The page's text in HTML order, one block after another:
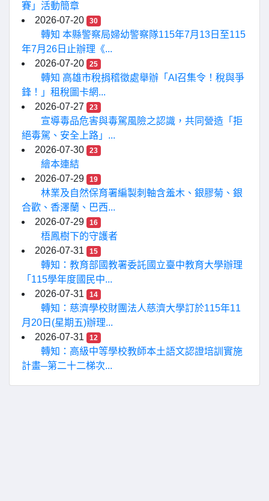
賽」活動簡章
2026-07-20
30
轉知 本縣警察局婦幼警察隊115年7月13日至115
年7月26日止辦理《...
2026-07-20
25
轉知 高雄市稅捐稽徵處舉辦「AI召集令！稅與爭
鋒！」租稅圖卡網...
2026-07-27
23
宣導毒品危害與毒駕風險之認識，共同營造「拒
絕毒駕、安全上路」...
2026-07-30
23
繪本連結
2026-07-29
19
林業及自然保育署編製刺軸含羞木、銀膠菊、銀
合歡、香澤蘭、巴西...
2026-07-29
16
梧鳳樹下的守護者
2026-07-31
15
轉知：教育部國教署委託國立臺中教育大學辦理
「115學年度國民中...
2026-07-31
14
轉知：慈濟學校財團法人慈濟大學訂於115年11
月20日(星期五)辦理...
2026-07-31
12
轉知：高級中等學校教師本土語文認證培訓實施
計畫─第二十二梯次...